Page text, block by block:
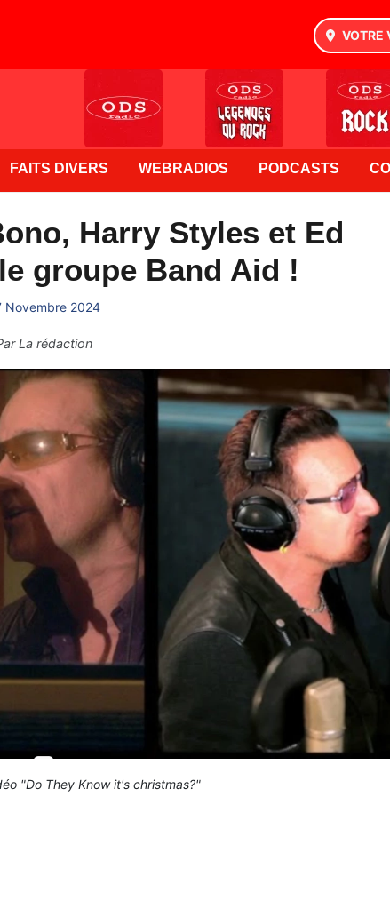
VOTRE
FAITS DIVERS WEBRADIOS PODCASTS
Harry Styles et Ed
groupe Band Aid !
Novembre 2024
La rédaction
"Do They Know it's christmas?"